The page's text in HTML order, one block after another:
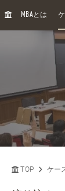
H
MBAとは
TOP ケー